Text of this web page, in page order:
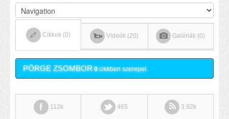
Cikkek (0) Videók (20) Galériák (0)
PÖRGE ZSOMBOR 0cikkben szerepel.
112k 465 3.92k